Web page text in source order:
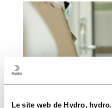
Le site web de Hydro,